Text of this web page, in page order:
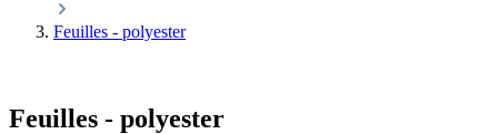
Feuilles - polyester
Feuilles - polyester